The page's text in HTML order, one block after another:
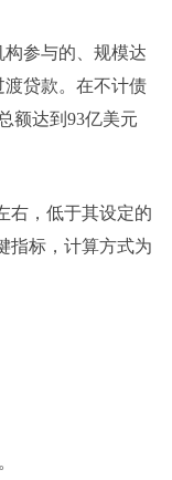
参与的、规模达
渡贷款。在不计债
额达到93亿美元
右，低于其设定的
指标，计算方式为